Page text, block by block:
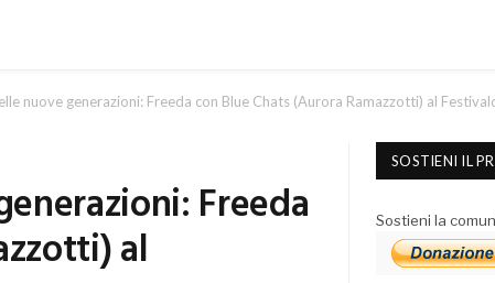
nuove generazioni: Freeda con Blue Chats (Aurora Ramazzotti) al
Freeda
al
SOSTIENI IL
Sostieni la